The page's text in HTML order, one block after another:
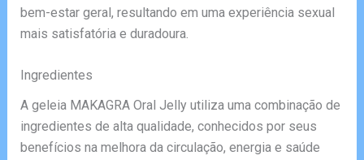
bem-estar geral, resultando em uma experiência sexual
mais satisfatória e duradoura.
Ingredientes
A geleia MAKAGRA Oral Jelly utiliza uma combinação de
ingredientes de alta qualidade, conhecidos por seus
benefícios na melhora da circulação, energia e saúde